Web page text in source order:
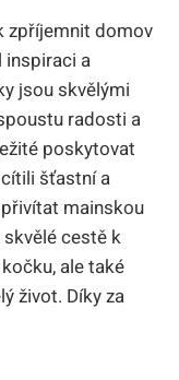
zpříjemnit domov
inspiraci a
jsou skvělými
radosti a
poskytovat
šťastní a
mainskou
cestě k
ale také
život. Díky za